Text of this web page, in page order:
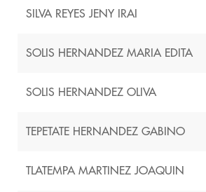
SILVA REYES JENY IRAI
SOLIS HERNANDEZ MARIA EDITA
SOLIS HERNANDEZ OLIVA
TEPETATE HERNANDEZ GABINO
TLATEMPA MARTINEZ JOAQUIN